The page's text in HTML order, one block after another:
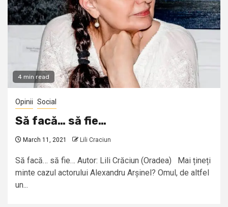
4 min read
Opinii Social
Să facă… să fie…
March 11, 2021 Lili Craciun
Să facă… să fie… Autor: Lili Crăciun (Oradea) Mai țineți
minte cazul actorului Alexandru Arșinel? Omul, de altfel
un...